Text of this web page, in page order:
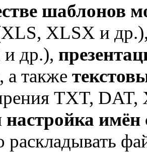
шаблонов
XLSX и
др.),
а также
TXT, DAT,
настройка